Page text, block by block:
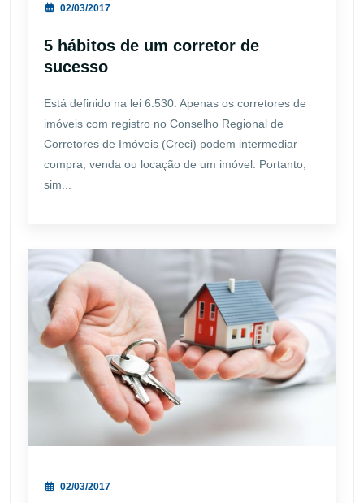
02/03/2017
5 hábitos de um corretor de
sucesso
Está definido na lei 6.530. Apenas os corretores de
imóveis com registro no Conselho Regional de
Corretores de Imóveis (Creci) podem intermediar
compra, venda ou locação de um imóvel. Portanto,
sim...
02/03/2017